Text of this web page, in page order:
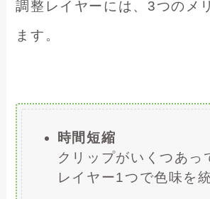
調整レイヤーには、3つのメ
ます。
時間短縮
クリップがいくつあっ
レイヤー1つで色味を